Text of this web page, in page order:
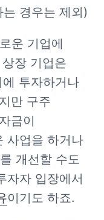
경우는 제외)
운 기업에
장 기업은
투자하거나
만 구주
금이
사업을 하거나
개선할 수도
이기도 하죠.